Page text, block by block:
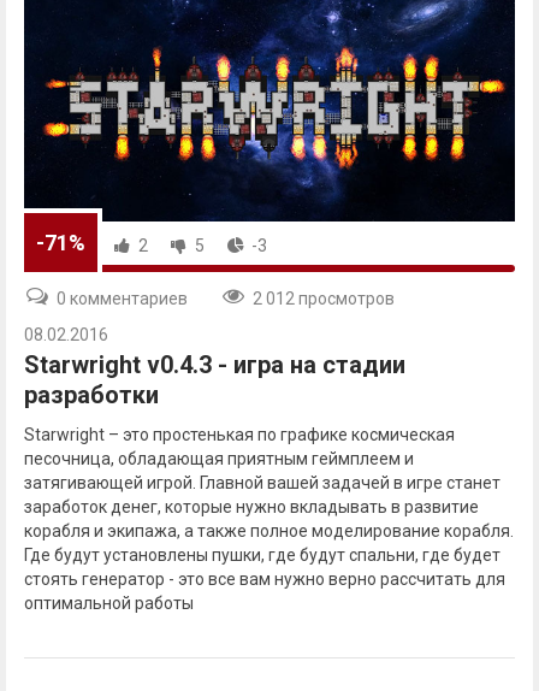
-71% 2 5 -3
0 комментариев
2 012 просмотров
08.02.2016
Starwright v0.4.3 - игра на стадии
разработки
Starwright – это простенькая по графике космическая
песочница, обладающая приятным геймплеем и
затягивающей игрой. Главной вашей задачей в игре станет
заработок денег, которые нужно вкладывать в развитие
корабля и экипажа, а также полное моделирование корабля.
Где будут установлены пушки, где будут спальни, где будет
стоять генератор - это все вам нужно верно рассчитать для
оптимальной работы